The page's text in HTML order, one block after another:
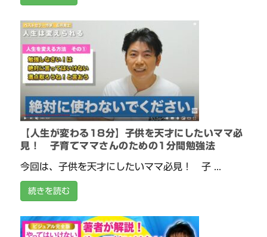
【人生が変わる18分】子供を天才にしたいママ必
見！ 子育てママさんのための1分間勉強法
今回は、子供を天才にしたいママ必見！ 子 ...
続きを読む